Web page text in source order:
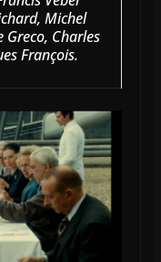
Michel
Greco, Charles
François.